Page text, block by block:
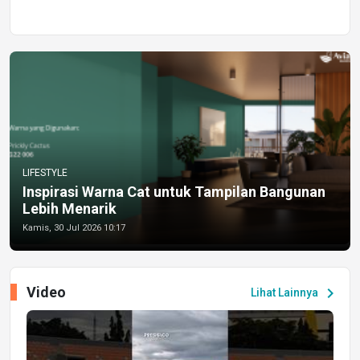
LIFESTYLE
Inspirasi Warna Cat untuk Tampilan Bangunan
Lebih Menarik
Kamis, 30 Jul 2026 10:17
Lihat Lainnya chevron_right
Video